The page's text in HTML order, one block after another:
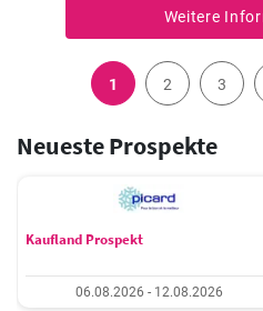
Weitere
1 2 3
Neueste Prospekte
Kaufland Prospekt
06.08.2026 - 12.08.2026